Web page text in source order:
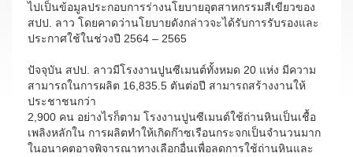
ไปเป็นข้อมูลประกอบการร่างนโยบายอุตสาหกรรมสีเขียวของ
สปป. ลาว โดยคาดว่านโยบายดังกล่าวจะได้รับการรับรองและ
ประกาศใช้ในช่วงปี 2564 – 2565
ปัจจุบัน สปป. ลาวมีโรงงานปูนซีเมนต์ทั้งหมด 20 แห่ง มีความ
สามารถในการผลิต 16,835.5 ตันต่อปี สามารถสร้างงานให้
ประชาชนกว่า
2,900 คน อย่างไรก็ตาม โรงงานปูนซีเมนต์ใช้ถ่านหินเป็นเชื้อ
เพลิงหลักใน การผลิตทำให้เกิดก๊าซเรือนกระจกเป็นจำนวนมาก
ในอนาคตอาจพิจารณาทางเลือกอื่นเพื่อลดการใช้ถ่านหินและ